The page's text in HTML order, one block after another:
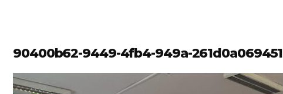
90400b62-9449-4fb4-949a-261d0a069451